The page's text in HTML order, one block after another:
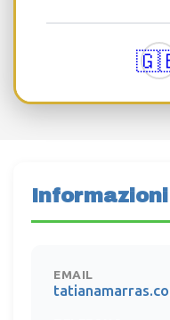
Informazioni
EMAIL